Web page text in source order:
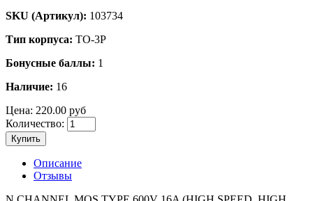
SKU (Артикул): 103734
Тип корпуса: TO-3P
Бонусные баллы: 1
Наличие: 16
Цена: 220.00 руб
Количество:
Купить
Описание
Отзывы